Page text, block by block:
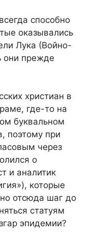
способно
оказывались
Лука (Войно-
они прежде
христиан в
где-то на
буквальном
поэтому при
через
о
и аналитик
которые
отсюда шаг до
статуям
эпидемии?